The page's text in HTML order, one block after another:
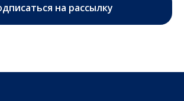
на рассылку